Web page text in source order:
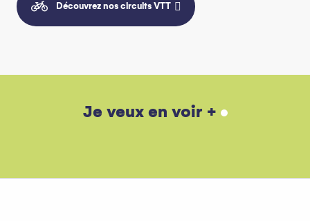
Découvrez nos circuits VTT
Je veux en voir +
L’histoire d’Abondance